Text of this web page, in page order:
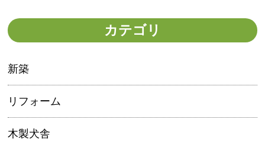
カテゴリ
新築
リフォーム
木製犬舎